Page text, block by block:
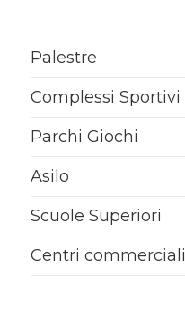
Palestre
Complessi Sportivi
Parchi Giochi
Asilo
Scuole Superiori
Centri commerciali
2
3
4
5
5+